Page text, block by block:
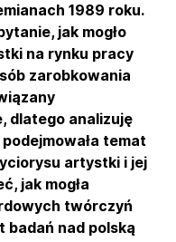
1989 roku.
jak mogło
na rynku pracy
zarobkowania
dlatego analizuję
temat
artystki i jej
jak mogła
twórczyń
badań nad polską